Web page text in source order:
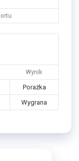
Wynik
Porażka
Wygrana